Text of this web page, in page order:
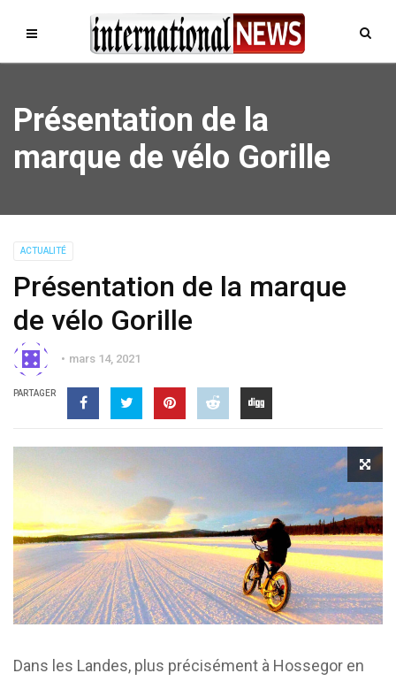
Présentation de la
marque de vélo Gorille
ACTUALITÉ
Présentation de la marque
de vélo Gorille
mars 14, 2021
PARTAGER
Dans les Landes, plus précisément à Hossegor en